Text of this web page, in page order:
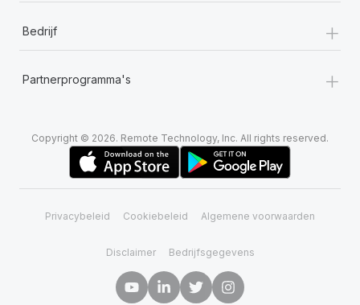
Bedrijf +
Partnerprogramma's +
Copyright © 2026. Remote Technology, Inc. All rights reserved.
Privacybeleid Cookiebeleid Algemene voorwaarden
Disclaimer Bedrijfsgegevens